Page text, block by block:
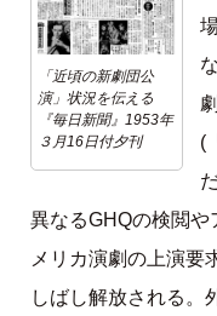
「近頃の新劇団公
演」状況を伝える
『毎日新聞』1953年
３月16日付夕刊
(
異なるGHQの検閲や
メリカ演劇の上演要
しばし解放される。